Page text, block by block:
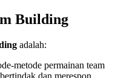
Building
adalah:
metode permainan team